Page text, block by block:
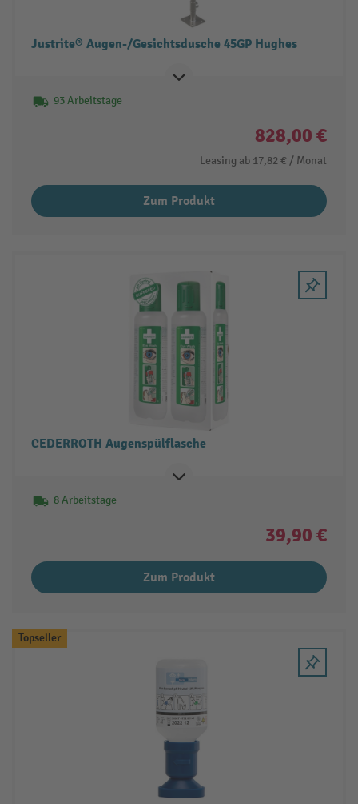
Justrite® Augen-/Gesichtsdusche 45GP Hughes
93 Arbeitstage
828,00 €
Leasing ab 17,82 € / Monat
Zum Produkt
CEDERROTH Augenspülflasche
8 Arbeitstage
39,90 €
Zum Produkt
Topseller